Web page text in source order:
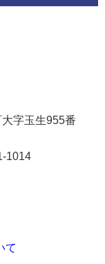
字玉生955番
1014
て